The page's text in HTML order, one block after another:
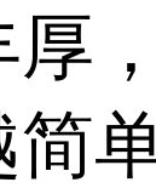
厚
简